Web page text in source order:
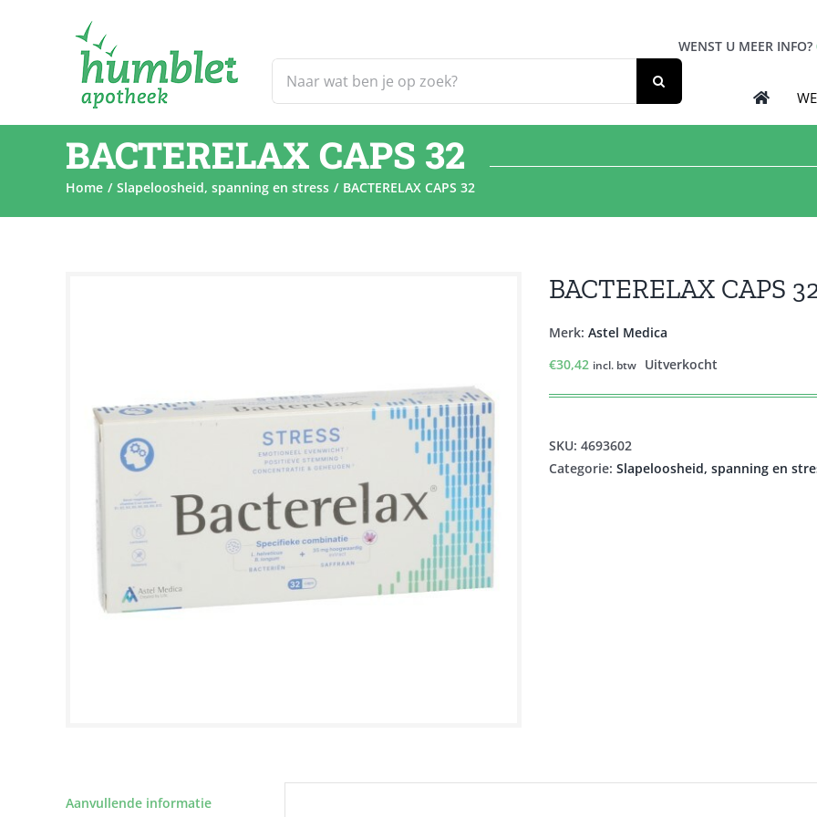
naar:
WENST U MEER INFO?
BACTERELAX CAPS 32
Home Slapeloosheid, spanning en stress BACTERELAX CAPS 32
BACTERELAX CAPS
Merk: Astel Medica
€30,42 incl. btw Uitverkocht
SKU: 4693602
Categorie: Slapeloosheid, spanning en
Aanvullende informatie